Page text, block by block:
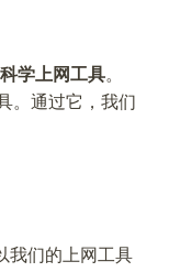
科学上网工具。
。通过它，我们
我们的上网工具